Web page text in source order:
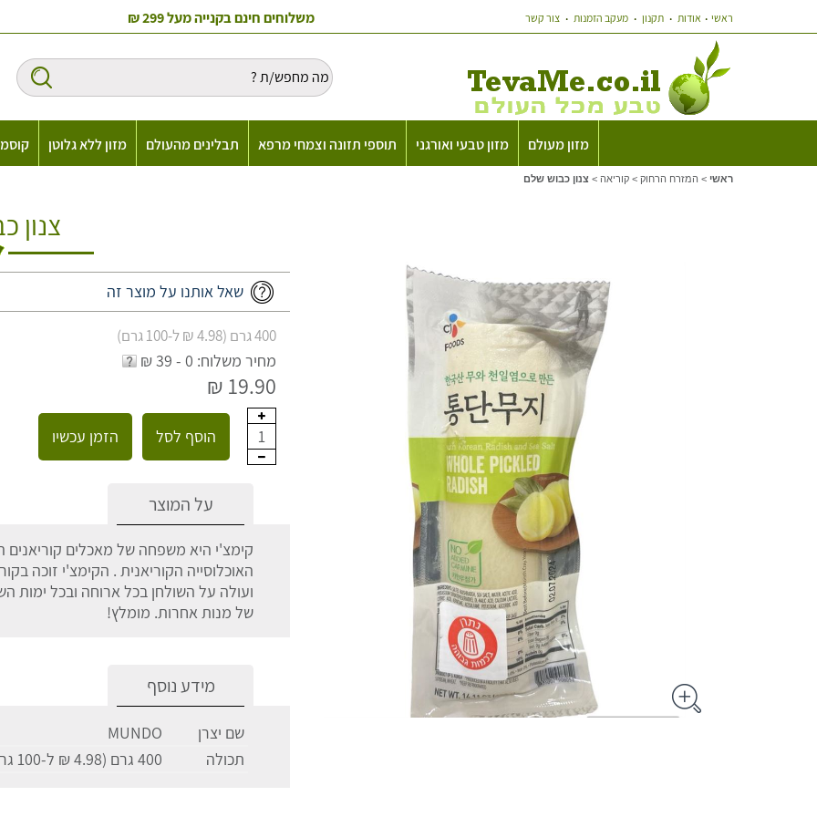
ראשי אודות תקנון מעקב הזמנות צור קשר משלוחים חינם בקנייה מעל 299 ₪
מזון מעולם מזון טבעי ואורגני תוספי תזונה וצמחי מרפא תבלינים מהעולם מזון ללא גלוטן
ראשי > המזרח הרחוק > קוריאה > צנון כבוש שלם
צנון
שאל אותנו על מוצר זה
400 גרם (4.98 ₪ ל-100 גרם)
מחיר משלוח: 0 - 39 ₪
19.90 ₪
1 הוסף לסל הזמן עכשיו
על המוצר
קימצ'י היא משפחה של מאכלים קוריאנים
האוכלוסייה הקוריאנית . הקימצ'י זוכה
ועולה על השולחן בכל ארוחה ובכל ימות
של מנות אחרות. מומלץ!
מידע נוסף
שם יצרן
MUNDO
תכולה
400 גרם (4.98 ₪ ל-100 גרם)